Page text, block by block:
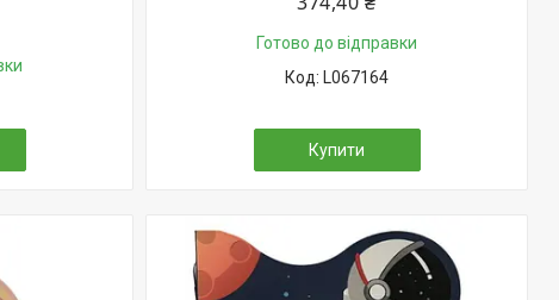
Готово до відправки
L067164
Купити